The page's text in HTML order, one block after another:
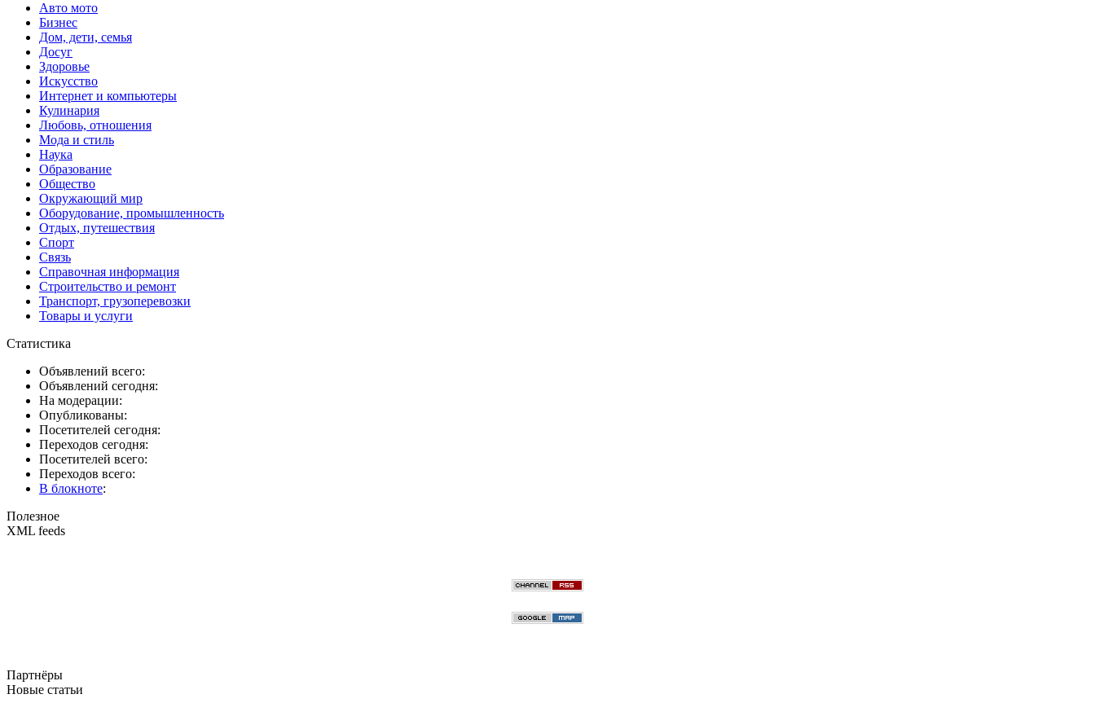
Авто мото
Бизнес
Дом, дети, семья
Досуг
Здоровье
Искусство
Интернет и компьютеры
Кулинария
Любовь, отношения
Мода и стиль
Наука
Образование
Общество
Окружающий мир
Оборудование, промышленность
Отдых, путешествия
Спорт
Связь
Справочная информация
Строительство и ремонт
Транспорт, грузоперевозки
Товары и услуги
Статистика
Объявлений всего:
Объявлений сегодня:
На модерации:
Опубликованы:
Посетителей сегодня:
Переходов сегодня:
Посетителей всего:
Переходов всего:
В блокноте:
Полезное
XML feeds
Партнёры
Новые статьи